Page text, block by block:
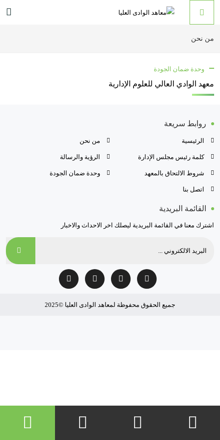
من نحن
وحدة ضمان الجودة
معهد الوادي العالي للعلوم الإدارية
روابط سريعة
الرئيسية من نحن
كلمة رئيس مجلس الإدارة الرؤية والرسالة
شروط الالتحاق بالمعهد وحدة ضمان الجودة
اتصل بنا
القائمة البريدية
اشترك معنا في القائمة البريدية ليصلك اخر الاحداث والاخبار
جميع الحقوق محفوظة لمعاهد الوادى العليا ©2025